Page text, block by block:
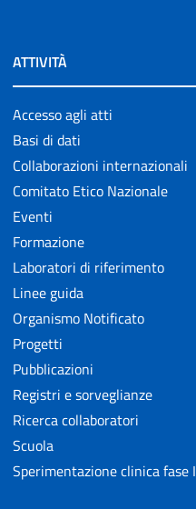
ATTIVITÀ
Accesso agli atti
Basi di dati
Collaborazioni internazionali
Comitato Etico Nazionale
Eventi
Formazione
Laboratori di riferimento
Linee guida
Organismo Notificato
Progetti
Pubblicazioni
Registri e sorveglianze
Ricerca collaboratori
Scuola
Sperimentazione clinica fase I